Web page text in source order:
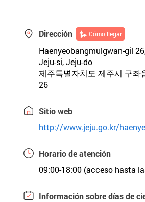
Dirección Cómo llegar
Haenyeobangmulgwan-gil
Jeju-si, Jeju-do
제주특별자치도 제주시 구좌
26
Sitio web
http://www.jeju.go.kr/
Horario de atención
09:00-18:00 (acceso hasta
Información sobre días de